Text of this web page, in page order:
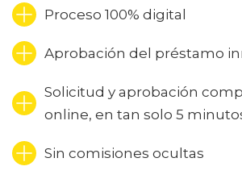
Proceso 100% digital
Aprobación del préstamo
Solicitud y aprobación
online, en tan solo 5
Sin comisiones ocultas